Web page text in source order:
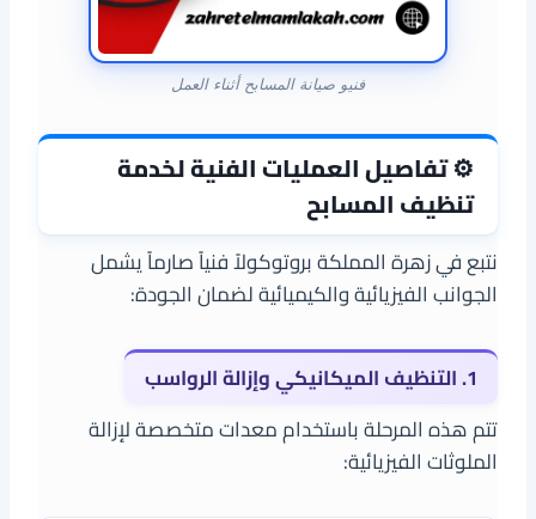
فنيو صيانة المسابح أثناء العمل
⚙️ تفاصيل العمليات الفنية لخدمة
تنظيف المسابح
نتبع في زهرة المملكة بروتوكولاً فنياً صارماً يشمل
الجوانب الفيزيائية والكيميائية لضمان الجودة:
1. التنظيف الميكانيكي وإزالة الرواسب
تتم هذه المرحلة باستخدام معدات متخصصة لإزالة
الملوثات الفيزيائية: